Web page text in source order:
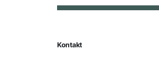
Kontakt